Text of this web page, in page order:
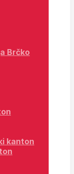
Brčko
kanton